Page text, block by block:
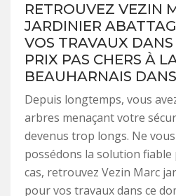
RETROUVEZ VEZIN
JARDINIER
VOS TRAVAUX
PRIX PAS CHERS À
BEAUHARNAIS
Depuis longtemps, vous
arbres menaçant votre
devenus trop longs. Ne
possédons la solution fiable
cas, retrouvez Vezin Marc
pour vos travaux dans ce